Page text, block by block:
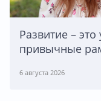
Развитие –
привычные
6 августа 2026